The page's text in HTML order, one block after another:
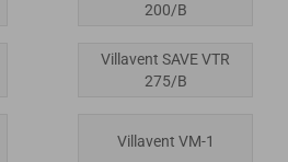
200/B
Villavent SAVE VTR
275/B
Villavent VM-1